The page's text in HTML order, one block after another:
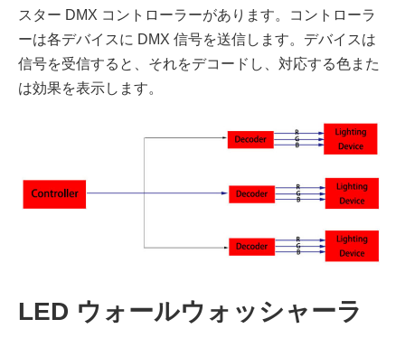
スター DMX コントローラーがあります。コントローラ
ーは各デバイスに DMX 信号を送信します。デバイスは
信号を受信すると、それをデコードし、対応する色また
は効果を表示します。
LED ウォールウォッシャーラ